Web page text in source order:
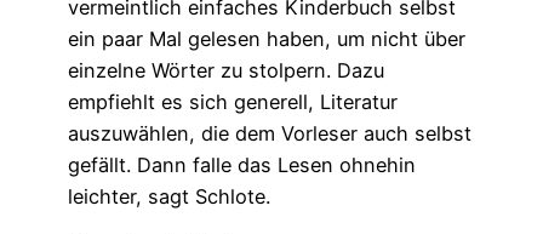
vermeintlich einfaches Kinderbuch selbst
ein paar Mal gelesen haben, um nicht über
einzelne Wörter zu stolpern. Dazu
empfiehlt es sich generell, Literatur
auszuwählen, die dem Vorleser auch selbst
gefällt. Dann falle das Lesen ohnehin
leichter, sagt Schlote.